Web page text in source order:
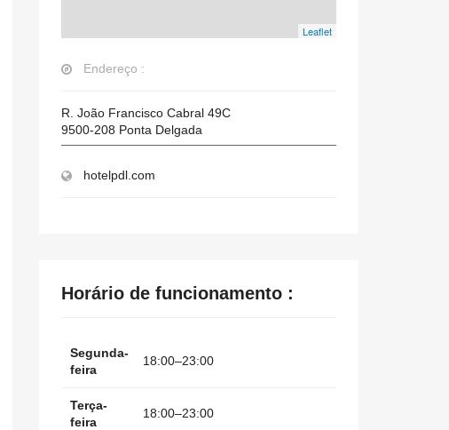
Leaflet
Endereço :
R. João Francisco Cabral 49C
9500-208 Ponta Delgada
hotelpdl.com
Horário de funcionamento :
Segunda-
feira
18:00–23:00
Terça-
feira
18:00–23:00